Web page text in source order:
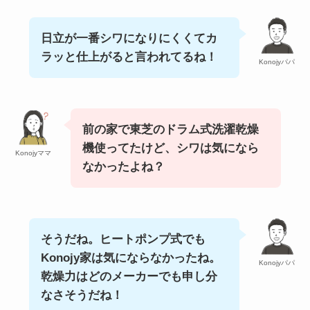
Konojyパパ
日立が一番シワになりにくくてカ
ラッと仕上がると言われてるね！
Konojyママ
前の家で東芝のドラム式洗濯乾燥
機使ってたけど、シワは気になら
なかったよね？
Konojyパパ
そうだね。ヒートポンプ式でも
Konojy家は気にならなかったね。
乾燥力はどのメーカーでも申し分
なさそうだね！